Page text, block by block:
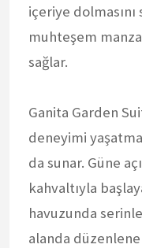
içeriye
muhteşem
sağlar.
Ganita Garden
deneyimi
da sunar. Güne
kahvaltıyla
havuzunda
alanda